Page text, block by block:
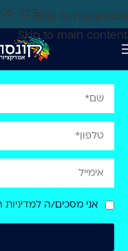
Skip to navigation
Skip to main content
223
אני מסכים/ה ל